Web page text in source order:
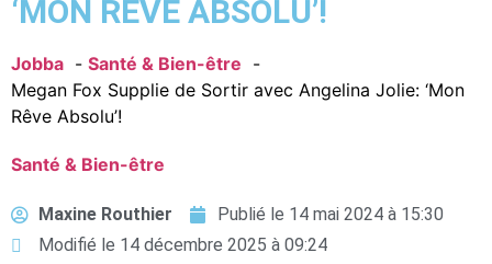
‘MON RÊVE ABSOLU’!
Jobba
Santé & Bien-être
Megan Fox Supplie de Sortir avec Angelina Jolie: ‘Mon
Rêve Absolu’!
Santé & Bien-être
Maxine Routhier Publié le 14 mai 2024 à 15:30
Modifié le 14 décembre 2025 à 09:24